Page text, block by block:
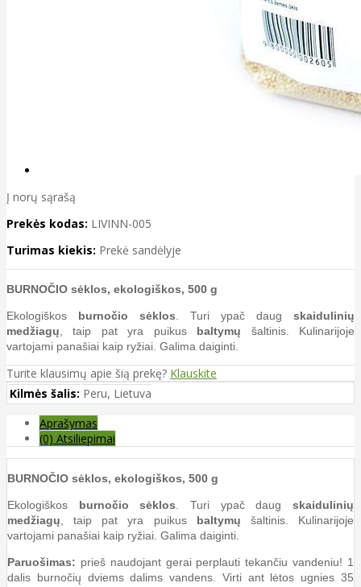
Į norų sąrašą
Prekės kodas: LIVINN-005
Turimas kiekis: Prekė sandėlyje
BURNOČIO sėklos, ekologiškos, 500 g
Ekologiškos burnočio sėklos . Turi ypač daug skaidulinių
medžiagų , taip pat yra puikus baltymų šaltinis. Kulinarijoje
vartojami panašiai kaip ryžiai. Galima daiginti.
Turite klausimų apie šią prekę? Klauskite
Kilmės šalis: Peru, Lietuva
Aprašymas
(0) Atsiliepimai
BURNOČIO sėklos, ekologiškos, 500 g
Ekologiškos burnočio sėklos . Turi ypač daugskaidulinių
medžiagų , taip pat yra puikus baltymų šaltinis. Kulinarijoje
vartojami panašiai kaip ryžiai. Galima daiginti.
Paruošimas: prieš naudojant gerai perplauti tekančiu vandeniu! 1
dalis burnočių dviems dalims vandens. Virti ant lėtos ugnies 35